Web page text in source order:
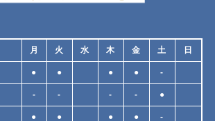
月 火 水 木 金 土 日
● ● ● ● -
- - - - ●
● ● ● ● -